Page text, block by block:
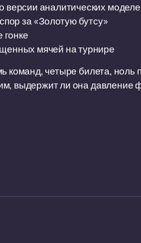
версии аналитических
за «Золотую бутсу»
мячей на турнире
команд, четыре билета, ноль
выдержит ли она давление